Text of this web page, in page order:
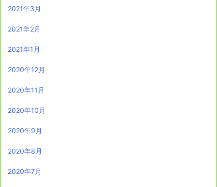
2021年3月
2021年2月
2021年1月
2020年12月
2020年11月
2020年10月
2020年9月
2020年8月
2020年7月